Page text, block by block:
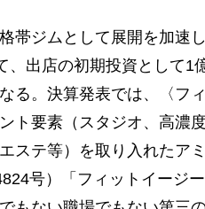
帯ジムとして展開を加速
、出店の初期投資として1
る。決算発表では、〈フ
ト要素（スタジオ、高濃
ステ等）を取り入れたア
号）「フィットイージ